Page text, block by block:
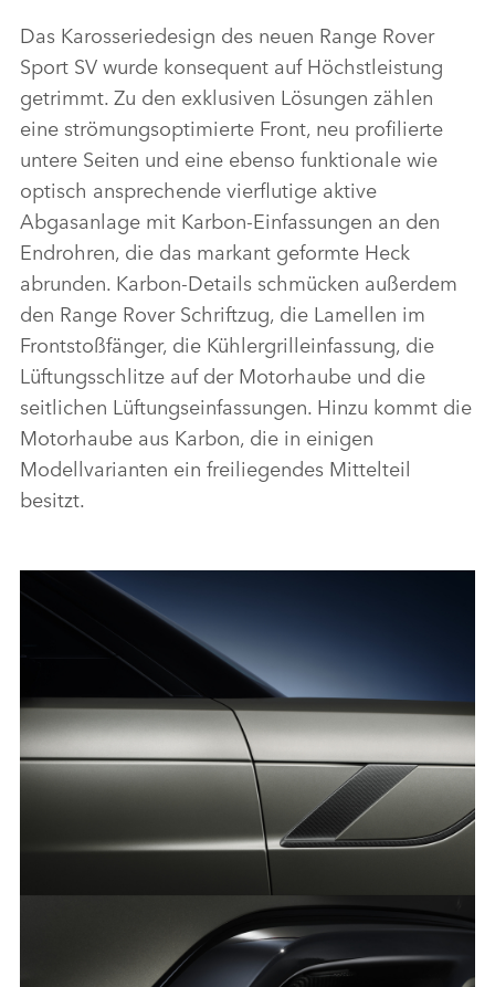
Das Karosseriedesign des neuen Range Rover
Sport SV wurde konsequent auf Höchstleistung
getrimmt. Zu den exklusiven Lösungen zählen
eine strömungsoptimierte Front, neu profilierte
untere Seiten und eine ebenso funktionale wie
optisch ansprechende vierflutige aktive
Abgasanlage mit Karbon‑Einfassungen an den
Endrohren, die das markant geformte Heck
abrunden. Karbon‑Details schmücken außerdem
den Range Rover Schriftzug, die Lamellen im
Frontstoßfänger, die Kühlergrilleinfassung, die
Lüftungsschlitze auf der Motorhaube und die
seitlichen Lüftungseinfassungen. Hinzu kommt die
Motorhaube aus Karbon, die in einigen
Modellvarianten ein freiliegendes Mittelteil
besitzt.
KRAFTSTOFFVERBRAUCH UND CO2-EMISSIONEN NACH
WLTP* (JEWEILS MAX. KOMB.): P635 AWD 4,4 LITER V8
TWIN-TURBOBENZINER 467 KW (635 PS) 12,5 L/100 KM;